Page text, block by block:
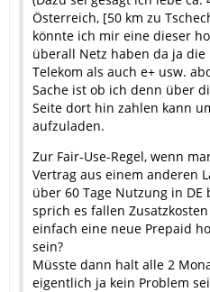
Österreich, [50 km zu
könnte ich mir eine dieser
überall Netz haben da ja die
Telekom als auch e+ usw.
Sache ist ob ich denn über
Seite dort hin zahlen kann
aufzuladen.
Zur Fair-Use-Regel, wenn
Vertrag aus einem anderen
über 60 Tage Nutzung in
sprich es fallen
einfach eine neue Prepaid
sein?
Müsste dann halt alle 2
eigentlich ja kein Problem